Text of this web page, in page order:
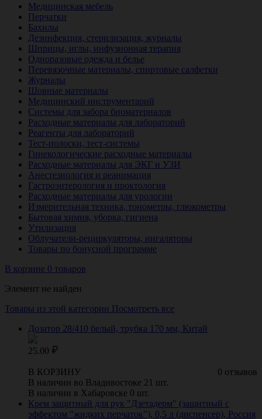
Медицинская мебель
Перчатки
Бахилы
Дезинфекция, стерилизация, журналы
Шприцы, иглы, инфузионная терапия
Одноразовые одежда и белье
Перевязочные материалы, спиртовые салфетки
Журналы
Шовные материалы
Медицинский инструментарий
Системы для забора биоматериалов
Расходные материалы для лабораторий
Реагенты для лабораторий
Тест-полоски, тест-системы
Гинекологические расходные материалы
Расходные материалы для ЭКГ и УЗИ
Анестезиология и реанимация
Гастроэнтерология и проктология
Расходные материалы для урологии
Измерительная техника, тонометры, глюкометры
Бытовая химия, уборка, гигиена
Утилизация
Облучатели-рециркуляторы, ингаляторы
Товары по бонусной программе
В корзине 0 товаров
Элемент не найден
Товары из этой категории Посмотреть все
Дозатор 28/410 белый, трубка 170 мм, Китай
25.00
0 отзывов
В КОРЗИНУ
В наличии во Владивостоке 21 шт.
В наличии в Хабаровске 0 шт.
Крем защитный для рук "Дзетадерм" (защитный с
эффектом "жидких перчаток"), 0,5 л (диспенсер), Россия